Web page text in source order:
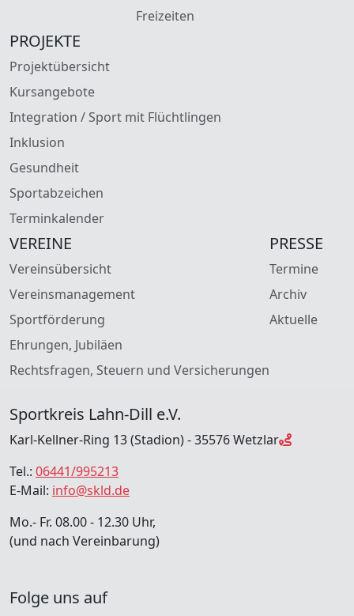
Freizeiten
PROJEKTE
Projektübersicht
Kursangebote
Integration / Sport mit Flüchtlingen
Inklusion
Gesundheit
Sportabzeichen
Terminkalender
VEREINE
Vereinsübersicht
Vereinsmanagement
Sportförderung
Ehrungen, Jubiläen
Rechtsfragen, Steuern und Versicherungen
PRESSE
Termine
Archiv
Aktuelle
Sportkreis Lahn-Dill e.V.
Karl-Kellner-Ring 13 (Stadion) - 35576 Wetzlar
Tel.: 06441/995213
E-Mail: info@skld.de
Mo.- Fr. 08.00 - 12.30 Uhr,
(und nach Vereinbarung)
Folge uns auf